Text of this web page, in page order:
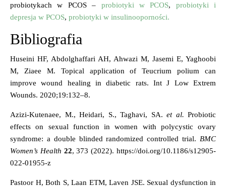
probiotykach w PCOS – probiotyki w PCOS, probiotyki i
depresja w PCOS, probiotyki w insulinooporności.
Bibliografia
Huseini HF, Abdolghaffari AH, Ahwazi M, Jasemi E, Yaghoobi
M, Ziaee M. Topical application of Teucrium polium can
improve wound healing in diabetic rats. Int J Low Extrem
Wounds. 2020;19:132–8.
Azizi-Kutenaee, M., Heidari, S., Taghavi, SA. et al. Probiotic
effects on sexual function in women with polycystic ovary
syndrome: a double blinded randomized controlled trial. BMC
Women’s Health 22, 373 (2022). https://doi.org/10.1186/s12905-
022-01955-z
Pastoor H, Both S, Laan ETM, Laven JSE. Sexual dysfunction in